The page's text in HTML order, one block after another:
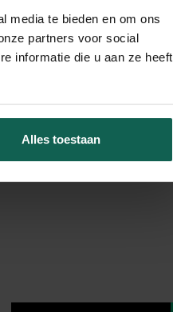
media te bieden en om ons
partners voor social
informatie die u aan ze heeft
Alles toestaan